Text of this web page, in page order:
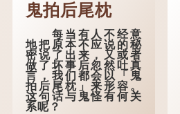
鬼拍后尾枕
每当有人不经意
地把原本不应说的秘
密说了出来，又或者
做了坏事后忽然吐真
言，我们都会以「鬼
拍后尾枕」来形容。
这句话与鬼怪有何关
系呢？